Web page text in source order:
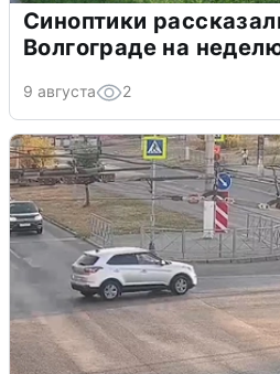
Синоптики
Волгограде на
9 августа 2